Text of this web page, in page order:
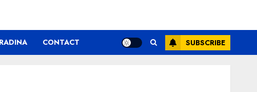
CONTACT SUBSCRIBE